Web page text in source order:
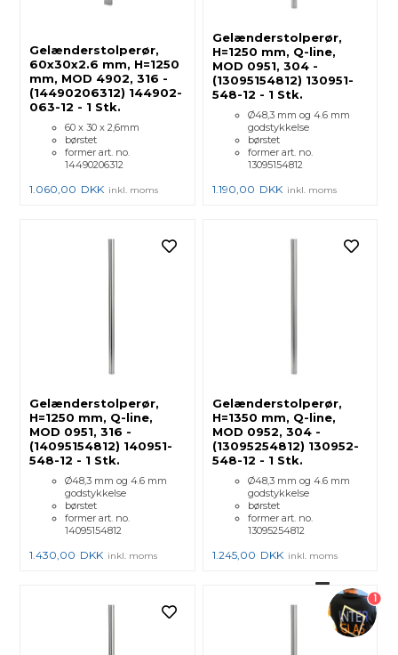
Gelænderstolperør,
60x30x2.6 mm, H=1250
mm, MOD 4902, 316 -
(14490206312) 144902-
063-12 - 1 Stk.
60 x 30 x 2,6mm
børstet
former art. no.
14490206312
1.060,00 DKK inkl. moms
Gelænderstolperør,
H=1250 mm, Q-line,
MOD 0951, 304 -
(13095154812) 130951-
548-12 - 1 Stk.
Ø48,3 mm og 4.6 mm
godstykkelse
børstet
former art. no.
13095154812
1.190,00 DKK inkl. moms
Gelænderstolperør,
H=1250 mm, Q-line,
MOD 0951, 316 -
(14095154812) 140951-
548-12 - 1 Stk.
Ø48,3 mm og 4.6 mm
godstykkelse
børstet
former art. no.
14095154812
1.430,00 DKK inkl. moms
Gelænderstolperør,
H=1350 mm, Q-line,
MOD 0952, 304 -
(13095254812) 130952-
548-12 - 1 Stk.
Ø48,3 mm og 4.6 mm
godstykkelse
børstet
former art. no.
13095254812
1.245,00 DKK inkl. moms
1